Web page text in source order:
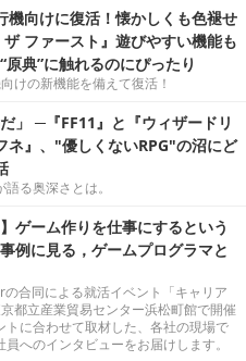
機向けに復活！懐かしくも色褪せ
ファースト』遊びやすい機能も
典”に触れるのにぴったり
けの新機能を備えて復活！
」 ─『FF11』と『ウィザードリ
ネ』、"優しくないRPG"の沼にど
る奥深さとは。
ゲーム作りを仕事にするという
例に見る，ゲームプログラマと
合同による就活イベント「キャリア
都立産業貿易センター浜松町館で開催
トに合わせて取材した、各社の現場で
へのインタビューをお届けします。